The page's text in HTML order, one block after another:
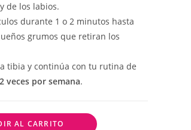
de los labios.
durante 1 o 2 minutos hasta
grumos que retiran los
tibia y continúa con tu rutina de
veces por semana.
AL CARRITO